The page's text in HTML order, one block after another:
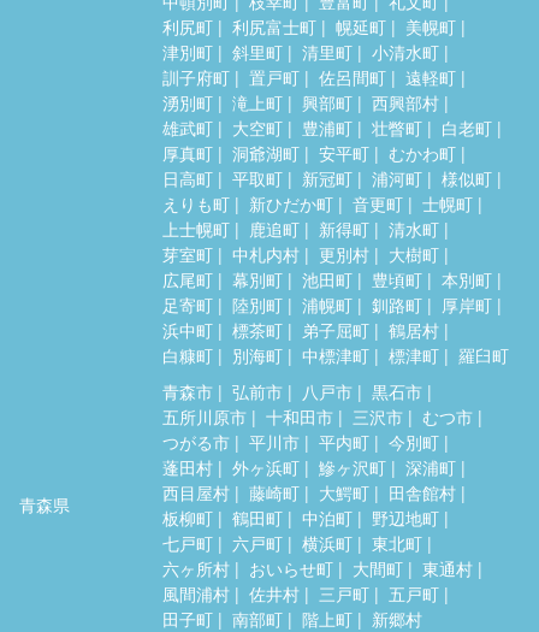
利尻町
利尻富士町 幌延町
美幌町
津別町
斜里町 清里町
小清水町
訓子府町
置戸町 佐呂間町
遠軽町
湧別町
滝上町 興部町
西興部村
雄武町
大空町 豊浦町 壮瞥町
白老町
厚真町
洞爺湖町 安平町
むかわ町
日高町
平取町 新冠町 浦河町
様似町
えりも町
新ひだか町 音更町
士幌町
上士幌町
鹿追町 新得町
清水町
芽室町
中札内村 更別村
大樹町
広尾町
幕別町 池田町 豊頃町
本別町
足寄町
陸別町 浦幌町 釧路町
厚岸町
浜中町
標茶町 弟子屈町
鶴居村
白糠町
別海町 中標津町 標津町 羅臼町
青森県
青森市 弘前市 八戸市
黒石市
五所川原市
十和田市 三沢市
むつ市
つがる市
平川市 平内町
今別町
蓬田村
外ヶ浜町 鰺ヶ沢町
深浦町
西目屋村
藤崎町 大鰐町
田舎館村
板柳町
鶴田町 中泊町
野辺地町
七戸町
六戸町 横浜町
東北町
六ヶ所村
おいらせ町 大間町
東通村
風間浦村
佐井村 三戸町
五戸町
田子町
南部町 階上町 新郷村